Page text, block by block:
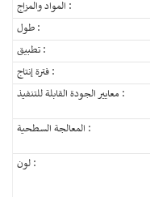
المواد والمزاج :
طول :
تطبيق :
فترة إنتاج :
معايير الجودة القابلة للتنفيذ :
المعالجة السطحية :
لون :